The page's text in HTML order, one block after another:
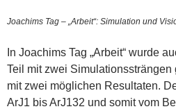
Joachims Tag – „Arbeit“: Simulation und
In Joachims Tag „Arbeit“ wurde
Teil mit zwei Simulationssträngen
mit zwei möglichen Resultaten.
ArJ1 bis ArJ132 und somit vom